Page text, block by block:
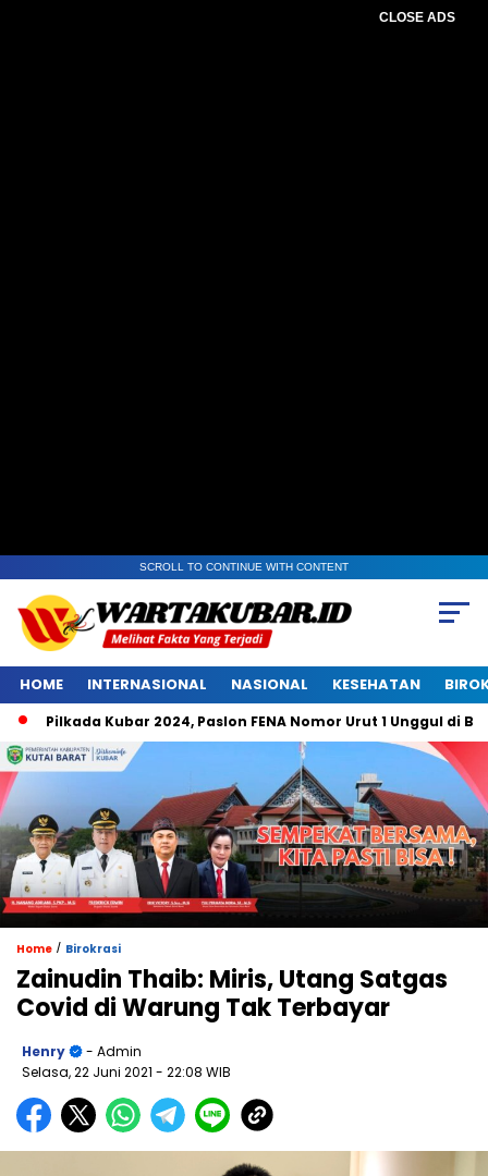
CLOSE ADS
SCROLL TO CONTINUE WITH CONTENT
HOME INTERNASIONAL NASIONAL KESEHATAN
Kubar 2024, Paslon FENA Nomor Urut 1 Unggul di
Home / Birokrasi
Zainudin Thaib: Miris, Utang Satgas
Covid di Warung Tak Terbayar
Henry
- Admin
Selasa, 22 Juni 2021 - 22:08 WIB